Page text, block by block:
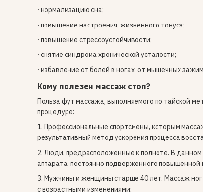
· нормализацию сна;
· повышение настроения, жизненного тонуса;
· повышение стрессоустойчивости;
· снятие синдрома хронической усталости;
· избавление от болей в ногах, от мышечных
Кому полезен массаж стоп?
Польза фут массажа, выполняемого по тайской
процедуре:
1. Профессиональные спортсмены, которым
результативный метод ускорения процесса
2. Люди, предрасположенные к полноте. В
аппарата, постоянно подверженного повышенной
3. Мужчины и женщины старше 40 лет. Массаж ног
с возрастными изменениями;